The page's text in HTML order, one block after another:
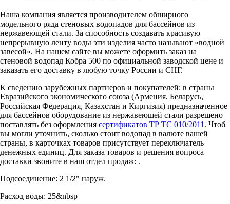
Наша компания является производителем обширного
модельного ряда стеновых водопадов для бассейнов из
нержавеющей стали. За способность создавать красивую
непрерывную ленту воды эти изделия часто называют «водной
завесой». На нашем сайте вы можете оформить заказ на
стеновой водопад Кобра 500 по официальной заводской цене и
заказать его доставку в любую точку России и СНГ.
К сведению зарубежных партнеров и покупателей: в страны
Евразийского экономического союза (Армения, Беларусь,
Российская Федерация, Казахстан и Киргизия) предназначенное
для бассейнов оборудование из нержавеющей стали разрешено
поставлять без оформления сертификатов ТР ТС 010/2011 . Чтоб
вы могли уточнить, сколько стоит водопад в валюте вашей
страны, в карточках товаров присутствует переключатель
денежных единиц. Для заказа товаров и решения вопроса
доставки звоните в наш отдел продаж: .
Подсоединение: 2 1/2" наруж.
Расход воды: 25&nbsp